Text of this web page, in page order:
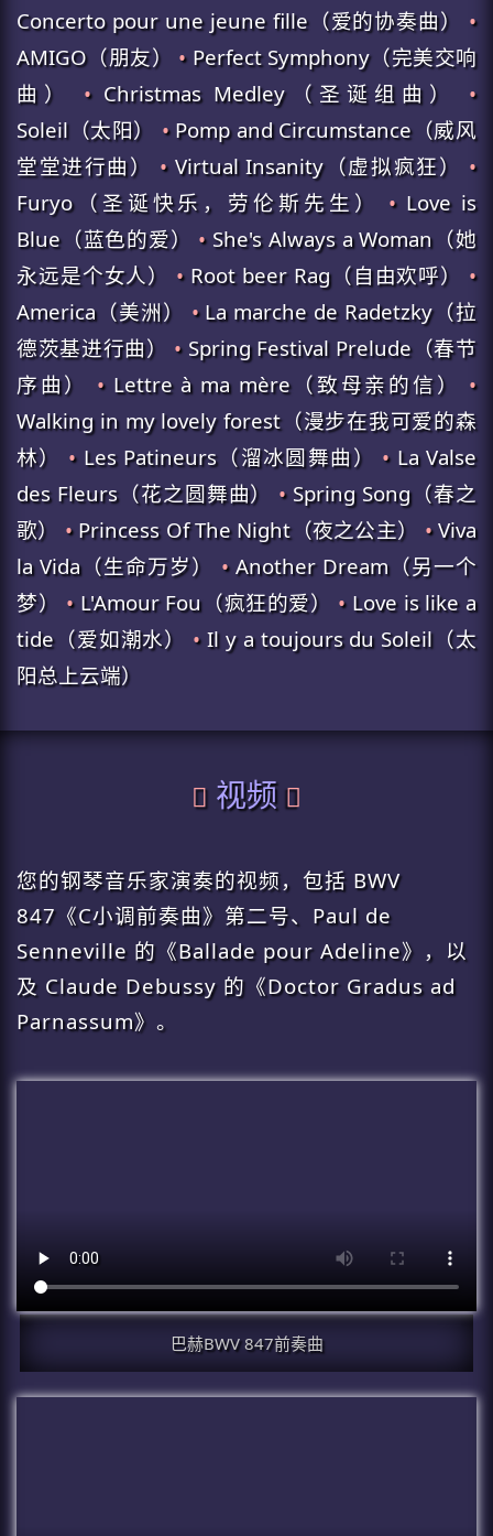
Concerto pour une jeune fille（爱的协奏曲） •
AMIGO（朋友） •Perfect Symphony（完美交响
曲） •Christmas Medley（圣诞组曲） •
Soleil（太阳） •Pomp and Circumstance（威风
堂堂进行曲） •Virtual Insanity（虚拟疯狂） •
Furyo（圣诞快乐，劳伦斯先生） •Love is
Blue（蓝色的爱） •She's Always a Woman（她
永远是个女人） •Root beer Rag（自由欢呼） •
America（美洲） •La marche de Radetzky（拉
德茨基进行曲） •Spring Festival Prelude（春节
序曲） •Lettre à ma mère（致母亲的信） •
Walking in my lovely forest（漫步在我可爱的森
林） •Les Patineurs（溜冰圆舞曲） •La Valse
des Fleurs（花之圆舞曲） •Spring Song（春之
歌） •Princess Of The Night（夜之公主） •Viva
la Vida（生命万岁） •Another Dream（另一个
梦） •L'Amour Fou（疯狂的爱） •Love is like a
tide（爱如潮水） •Il y a toujours du Soleil（太
阳总上云端）
视频
您的钢琴音乐家演奏的视频，包括 BWV
847《C小调前奏曲》第二号、Paul de
Senneville 的《Ballade pour Adeline》，以
及 Claude Debussy 的《Doctor Gradus ad
Parnassum》。
巴赫BWV 847前奏曲